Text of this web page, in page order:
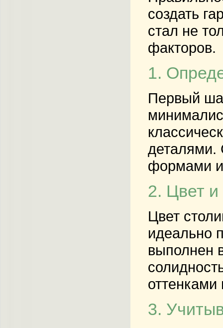
создать
стал не
факторов.
1.
Первый
деталями.
формами
2. Цвет и
Цвет
идеально
выполнен
3.